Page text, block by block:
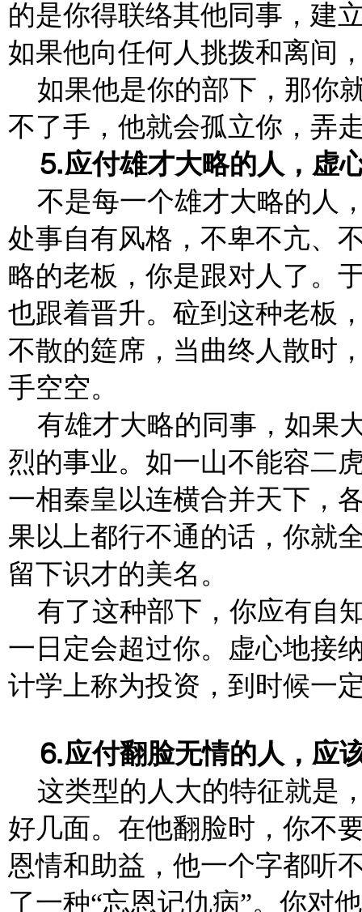
的是你得联络其他同事，建
如果他向任何人挑拨和离间
如果他是你的部下，那你
不了手，他就会孤立你，弄
⒌应付雄才大略的人，虚
不是每一个雄才大略的人
处事自有风格，不卑不亢、
略的老板，你是跟对人了。
也跟着晋升。砬到这种老板
不散的筵席，当曲终人散时
手空空。
有雄才大略的同事，如果
烈的事业。如一山不能容二
一相秦皇以连横合并天下，
果以上都行不通的话，你就
留下识才的美名。
有了这种部下，你应有自
一日定会超过你。虚心地接
计学上称为投资，到时候一
⒍应付翻脸无情的人，应
这类型的人大的特征就是
好几面。在他翻脸时，你不
恩情和助益，他一个字都听
了一种“忘恩记仇病”。你对